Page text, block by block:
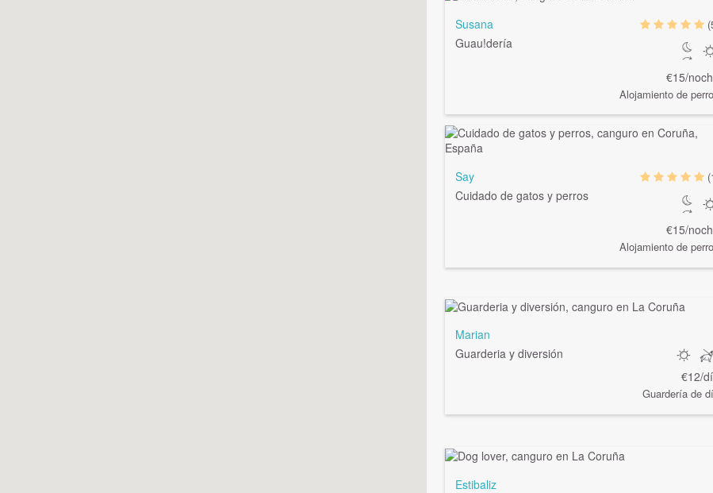
Susana
Guau!dería
€15/
Alojamiento de
Say
Cuidado de gatos y perros
€15/
Alojamiento de
Marian
Guarderia y diversión
€12/
Guardería de
Estibaliz